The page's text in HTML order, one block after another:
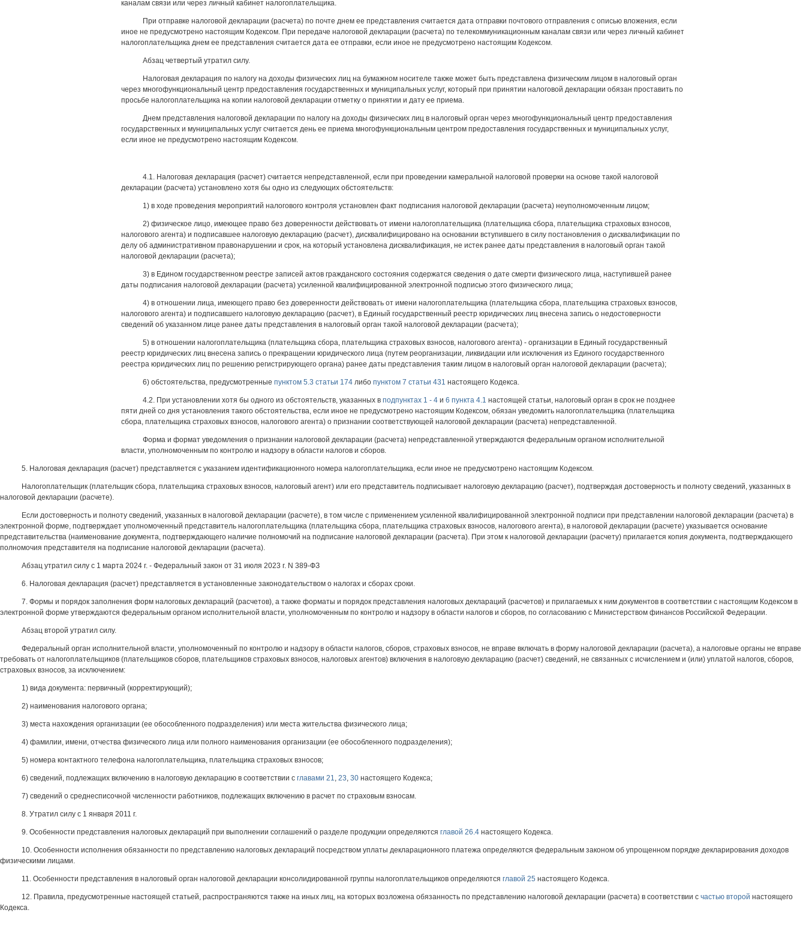
каналам связи или через личный кабинет налогоплательщика.
При отправке налоговой декларации (расчета) по почте днем ее представления считается дата отправки почтового отправления с описью вложения, если
иное не предусмотрено настоящим Кодексом. При передаче налоговой декларации (расчета) по телекоммуникационным каналам связи или через личный кабинет
налогоплательщика днем ее представления считается дата ее отправки, если иное не предусмотрено настоящим Кодексом.
Абзац четвертый утратил силу.
Налоговая декларация по налогу на доходы физических лиц на бумажном носителе также может быть представлена физическим лицом в налоговый орган
через многофункциональный центр предоставления государственных и муниципальных услуг, который при принятии налоговой декларации обязан проставить по
просьбе налогоплательщика на копии налоговой декларации отметку о принятии и дату ее приема.
Днем представления налоговой декларации по налогу на доходы физических лиц в налоговый орган через многофункциональный центр предоставления
государственных и муниципальных услуг считается день ее приема многофункциональным центром предоставления государственных и муниципальных услуг,
если иное не предусмотрено настоящим Кодексом.
4.1. Налоговая декларация (расчет) считается непредставленной, если при проведении камеральной налоговой проверки на основе такой налоговой
декларации (расчета) установлено хотя бы одно из следующих обстоятельств:
1) в ходе проведения мероприятий налогового контроля установлен факт подписания налоговой декларации (расчета) неуполномоченным лицом;
2) физическое лицо, имеющее право без доверенности действовать от имени налогоплательщика (плательщика сбора, плательщика страховых взносов,
налогового агента) и подписавшее налоговую декларацию (расчет), дисквалифицировано на основании вступившего в силу постановления о дисквалификации по
делу об административном правонарушении и срок, на который установлена дисквалификация, не истек ранее даты представления в налоговый орган такой
налоговой декларации (расчета);
3) в Едином государственном реестре записей актов гражданского состояния содержатся сведения о дате смерти физического лица, наступившей ранее
даты подписания налоговой декларации (расчета) усиленной квалифицированной электронной подписью этого физического лица;
4) в отношении лица, имеющего право без доверенности действовать от имени налогоплательщика (плательщика сбора, плательщика страховых взносов,
налогового агента) и подписавшего налоговую декларацию (расчет), в Единый государственный реестр юридических лиц внесена запись о недостоверности
сведений об указанном лице ранее даты представления в налоговый орган такой налоговой декларации (расчета);
5) в отношении налогоплательщика (плательщика сбора, плательщика страховых взносов, налогового агента) - организации в Единый государственный
реестр юридических лиц внесена запись о прекращении юридического лица (путем реорганизации, ликвидации или исключения из Единого государственного
реестра юридических лиц по решению регистрирующего органа) ранее даты представления таким лицом в налоговый орган налоговой декларации (расчета);
6) обстоятельства, предусмотренные пунктом 5.3 статьи 174 либо пунктом 7 статьи 431 настоящего Кодекса.
4.2. При установлении хотя бы одного из обстоятельств, указанных в подпунктах 1 - 4 и 6 пункта 4.1 настоящей статьи, налоговый орган в срок не позднее
пяти дней со дня установления такого обстоятельства, если иное не предусмотрено настоящим Кодексом, обязан уведомить налогоплательщика (плательщика
сбора, плательщика страховых взносов, налогового агента) о признании соответствующей налоговой декларации (расчета) непредставленной.
Форма и формат уведомления о признании налоговой декларации (расчета) непредставленной утверждаются федеральным органом исполнительной
власти, уполномоченным по контролю и надзору в области налогов и сборов.
5. Налоговая декларация (расчет) представляется с указанием идентификационного номера налогоплательщика, если иное не предусмотрено настоящим Кодексом.
Налогоплательщик (плательщик сбора, плательщика страховых взносов, налоговый агент) или его представитель подписывает налоговую декларацию (расчет), подтверждая достоверность и полноту сведений, указанных в
налоговой декларации (расчете).
Если достоверность и полноту сведений, указанных в налоговой декларации (расчете), в том числе с применением усиленной квалифицированной электронной подписи при представлении налоговой декларации (расчета) в
электронной форме, подтверждает уполномоченный представитель налогоплательщика (плательщика сбора, плательщика страховых взносов, налогового агента), в налоговой декларации (расчете) указывается основание
представительства (наименование документа, подтверждающего наличие полномочий на подписание налоговой декларации (расчета). При этом к налоговой декларации (расчету) прилагается копия документа, подтверждающего
полномочия представителя на подписание налоговой декларации (расчета).
Абзац утратил силу с 1 марта 2024 г. - Федеральный закон от 31 июля 2023 г. N 389-ФЗ
6. Налоговая декларация (расчет) представляется в установленные законодательством о налогах и сборах сроки.
7. Формы и порядок заполнения форм налоговых деклараций (расчетов), а также форматы и порядок представления налоговых деклараций (расчетов) и прилагаемых к ним документов в соответствии с настоящим Кодексом в
электронной форме утверждаются федеральным органом исполнительной власти, уполномоченным по контролю и надзору в области налогов и сборов, по согласованию с Министерством финансов Российской Федерации.
Абзац второй утратил силу.
Федеральный орган исполнительной власти, уполномоченный по контролю и надзору в области налогов, сборов, страховых взносов, не вправе включать в форму налоговой декларации (расчета), а налоговые органы не вправе
требовать от налогоплательщиков (плательщиков сборов, плательщиков страховых взносов, налоговых агентов) включения в налоговую декларацию (расчет) сведений, не связанных с исчислением и (или) уплатой налогов, сборов,
страховых взносов, за исключением:
1) вида документа: первичный (корректирующий);
2) наименования налогового органа;
3) места нахождения организации (ее обособленного подразделения) или места жительства физического лица;
4) фамилии, имени, отчества физического лица или полного наименования организации (ее обособленного подразделения);
5) номера контактного телефона налогоплательщика, плательщика страховых взносов;
6) сведений, подлежащих включению в налоговую декларацию в соответствии с главами 21, 23, 30 настоящего Кодекса;
7) сведений о среднесписочной численности работников, подлежащих включению в расчет по страховым взносам.
8. Утратил силу с 1 января 2011 г.
9. Особенности представления налоговых деклараций при выполнении соглашений о разделе продукции определяются главой 26.4 настоящего Кодекса.
10. Особенности исполнения обязанности по представлению налоговых деклараций посредством уплаты декларационного платежа определяются федеральным законом об упрощенном порядке декларирования доходов
физическими лицами.
11. Особенности представления в налоговый орган налоговой декларации консолидированной группы налогоплательщиков определяются главой 25 настоящего Кодекса.
12. Правила, предусмотренные настоящей статьей, распространяются также на иных лиц, на которых возложена обязанность по представлению налоговой декларации (расчета) в соответствии с частью второй настоящего
Кодекса.